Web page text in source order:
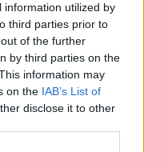
information utilized by
third parties prior to
of the further
by third parties on the
information may
on the IAB’s List of
disclose it to other